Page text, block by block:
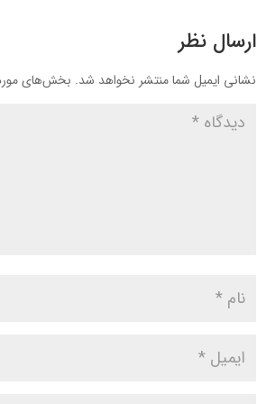
ارسال نظر
نشانی ایمیل شما منتشر نخواهد شد. بخش‌های